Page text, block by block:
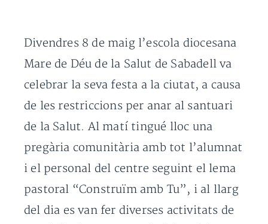
Divendres 8 de maig l’escola diocesana
Mare de Déu de la Salut de Sabadell va
celebrar la seva festa a la ciutat, a causa
de les restriccions per anar al santuari
de la Salut. Al matí tingué lloc una
pregària comunitària amb tot l’alumnat
i el personal del centre seguint el lema
pastoral “Construïm amb Tu”, i al llarg
del dia es van fer diverses activitats de